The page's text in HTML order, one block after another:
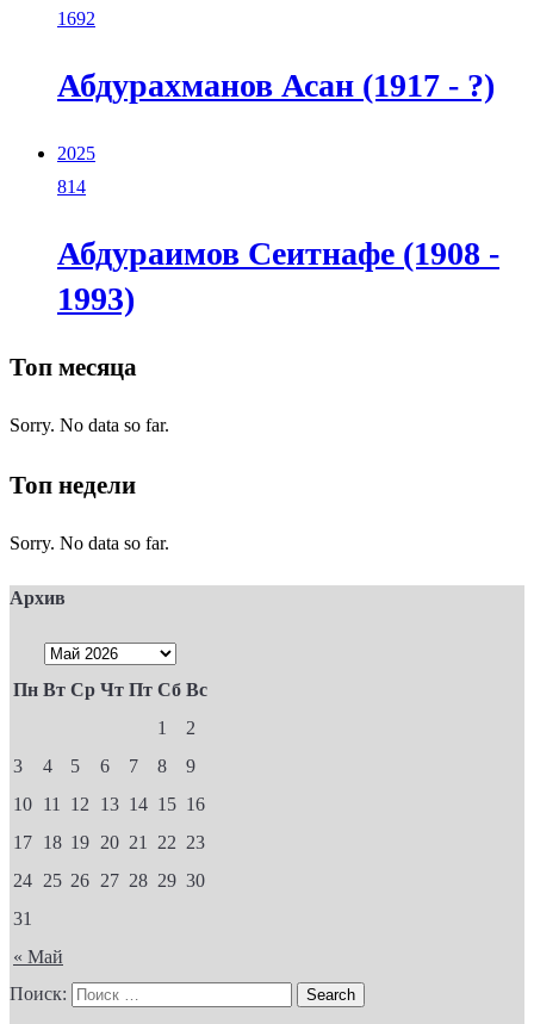
1692
Абдурахманов Асан (1917 - ?)
2025
814
Абдураимов Сеитнафе (1908 -
1993)
Топ месяца
Sorry. No data so far.
Топ недели
Sorry. No data so far.
Архив
Пн Вт Ср Чт Пт Сб Вс
« Май
1
2
3
4 5 6 7 8
9
10 11 12 13 14 15 16
17 18 19 20 21 22 23
24 25 26 27 28 29 30
31
Поиск: